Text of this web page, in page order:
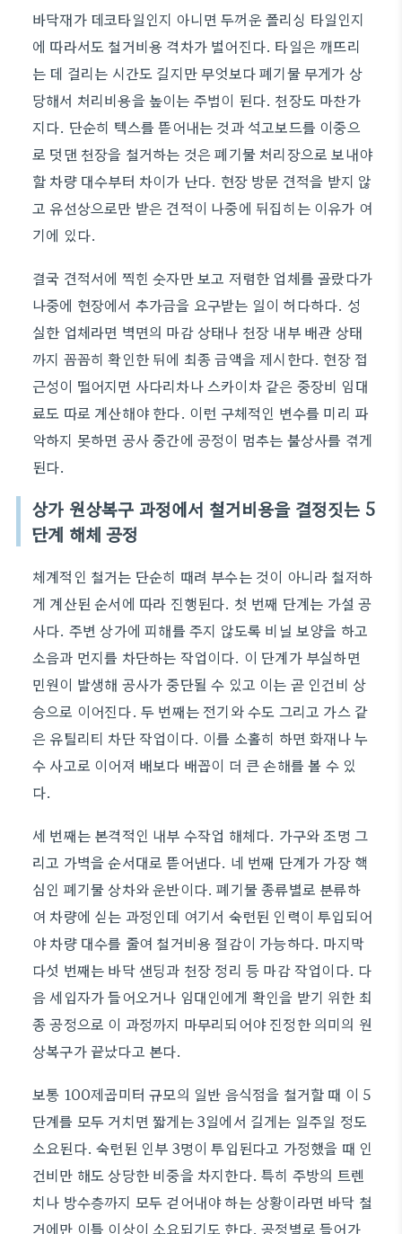
바닥재가 데코타일인지 아니면 두꺼운 폴리싱 타일인지
에 따라서도 철거비용 격차가 벌어진다. 타일은 깨뜨리
는 데 걸리는 시간도 길지만 무엇보다 폐기물 무게가 상
당해서 처리비용을 높이는 주범이 된다. 천장도 마찬가
지다. 단순히 텍스를 뜯어내는 것과 석고보드를 이중으
로 덧댄 천장을 철거하는 것은 폐기물 처리장으로 보내야
할 차량 대수부터 차이가 난다. 현장 방문 견적을 받지 않
고 유선상으로만 받은 견적이 나중에 뒤집히는 이유가 여
기에 있다.
결국 견적서에 찍힌 숫자만 보고 저렴한 업체를 골랐다가
나중에 현장에서 추가금을 요구받는 일이 허다하다. 성
실한 업체라면 벽면의 마감 상태나 천장 내부 배관 상태
까지 꼼꼼히 확인한 뒤에 최종 금액을 제시한다. 현장 접
근성이 떨어지면 사다리차나 스카이차 같은 중장비 임대
료도 따로 계산해야 한다. 이런 구체적인 변수를 미리 파
악하지 못하면 공사 중간에 공정이 멈추는 불상사를 겪게
된다.
상가 원상복구 과정에서 철거비용을 결정짓는 5
단계 해체 공정
체계적인 철거는 단순히 때려 부수는 것이 아니라 철저하
게 계산된 순서에 따라 진행된다. 첫 번째 단계는 가설 공
사다. 주변 상가에 피해를 주지 않도록 비닐 보양을 하고
소음과 먼지를 차단하는 작업이다. 이 단계가 부실하면
민원이 발생해 공사가 중단될 수 있고 이는 곧 인건비 상
승으로 이어진다. 두 번째는 전기와 수도 그리고 가스 같
은 유틸리티 차단 작업이다. 이를 소홀히 하면 화재나 누
수 사고로 이어져 배보다 배꼽이 더 큰 손해를 볼 수 있
다.
세 번째는 본격적인 내부 수작업 해체다. 가구와 조명 그
리고 가벽을 순서대로 뜯어낸다. 네 번째 단계가 가장 핵
심인 폐기물 상차와 운반이다. 폐기물 종류별로 분류하
여 차량에 싣는 과정인데 여기서 숙련된 인력이 투입되어
야 차량 대수를 줄여 철거비용 절감이 가능하다. 마지막
다섯 번째는 바닥 샌딩과 천장 정리 등 마감 작업이다. 다
음 세입자가 들어오거나 임대인에게 확인을 받기 위한 최
종 공정으로 이 과정까지 마무리되어야 진정한 의미의 원
상복구가 끝났다고 본다.
보통 100제곱미터 규모의 일반 음식점을 철거할 때 이 5
단계를 모두 거치면 짧게는 3일에서 길게는 일주일 정도
소요된다. 숙련된 인부 3명이 투입된다고 가정했을 때 인
건비만 해도 상당한 비중을 차지한다. 특히 주방의 트렌
치나 방수층까지 모두 걷어내야 하는 상황이라면 바닥 철
거에만 이틀 이상이 소요되기도 한다. 공정별로 들어가